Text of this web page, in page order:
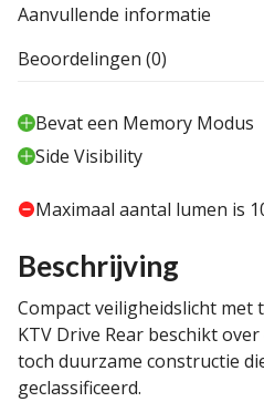
Aanvullende informatie
Beoordelingen (0)
Bevat een Memory Modus
Side Visibility
Maximaal aantal lumen is
Beschrijving
Compact veiligheidslicht met
KTV Drive Rear beschikt
toch duurzame constructie
geclassificeerd.